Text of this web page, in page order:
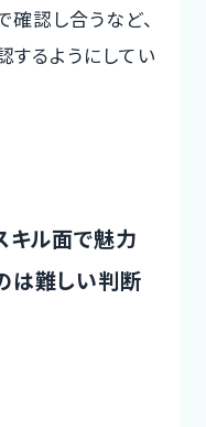
確認し合うなど、
するようにしてい
キル面で魅力
は難しい判断